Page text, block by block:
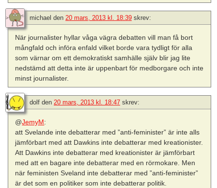
michael den 20 mars, 2013 kl. 18:39 skrev:
När journalister hyllar våga vägra debatten vill man få bort
mångfald och införa enfald vilket borde vara tydligt för alla
som värnar om ett demokratiskt samhälle själv blir jag lite
nedstämd att detta inte är uppenbart för medborgare och inte
minst journalister.
dolf den 20 mars, 2013 kl. 18:47 skrev:
@JemyM:
att Svelande inte debatterar med ”anti-feminister” är inte alls
jämförbart med att Dawkins inte debatterar med kreationister.
Att Dawkins inte debatterar med kreationister är jämförbart
med att en bagare inte debatterar med en rörmokare. Men
när feministen Sveland inte debatterar med ”anti-feminister”
är det som en politiker som inte debatterar politik.